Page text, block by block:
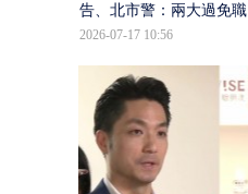
告、北市警：兩大過免職
2026-07-17 10:56